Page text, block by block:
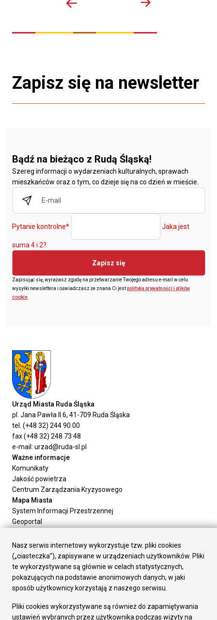
Zapisz się na newsletter
Bądź na bieżąco z Rudą Śląską!
Szereg informacji o wydarzeniach kulturalnych, sprawach
mieszkańców oraz o tym, co dzieje się na co dzień w mieście.
Pytanie kontrolne* Jaka jest
suma 4 i 2?
Zapisz się
Zapisując się, wyrażasz zgodę na przetwarzanie Twojego adresu e-mail w celu
wysyłki newslettera i oświadczasz że znana Ci jestpolityka prywatności i plików
cookie
Urząd Miasta Ruda Śląska
pl. Jana Pawła II 6, 41-709 Ruda Śląska
tel. (+48 32) 244 90 00
fax (+48 32) 248 73 48
e-mail: urzad@ruda-sl.pl
Ważne informacje
Komunikaty
Jakość powietrza
Centrum Zarządzania Kryzysowego
Mapa Miasta
System Informacji Przestrzennej
Geoportal
Załatw sprawę
Prezydent Miasta
Rada Miasta
Wydziały
Elektroniczna Skrzynka Podawcza
Gospodarka
Fundusze europejskie
Nasz serwis internetowy wykorzystuje tzw. pliki cookies
(„ciasteczka”), zapisywane w urządzeniach użytkowników. Pliki
te wykorzystywane są głównie w celach statystycznych,
pokazujących na podstawie anonimowych danych, w jaki
sposób użytkownicy korzystają z naszego serwisu.
Pliki cookies wykorzystywane są również do zapamiętywania
ustawień wybranych przez użytkownika podczas wizyty na